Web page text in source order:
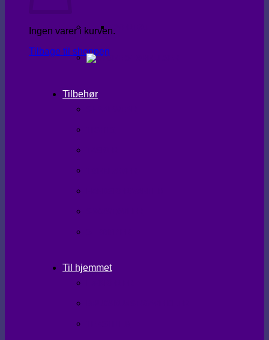
Ingen varer i kurven.
Tilbage til shoppen
OVERTØJ
Tilbehør
Til hjemmet